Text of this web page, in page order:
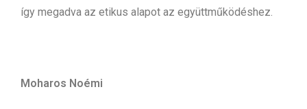
így megadva az etikus alapot az együttműködéshez.
Moharos Noémi